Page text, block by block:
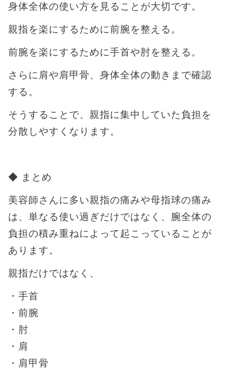
身体全体の使い方を見ることが大切です。
親指を楽にするために前腕を整える。
前腕を楽にするために手首や肘を整える。
さらに肩や肩甲骨、身体全体の動きまで確認
する。
そうすることで、親指に集中していた負担を
分散しやすくなります。
◆ まとめ
美容師さんに多い親指の痛みや母指球の痛み
は、単なる使い過ぎだけではなく、腕全体の
負担の積み重ねによって起こっていることが
あります。
親指だけではなく、
・手首
・前腕
・肘
・肩
・肩甲骨